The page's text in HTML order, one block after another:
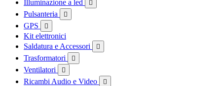
Illuminazione a led 
Pulsanteria 
GPS 
Kit elettronici
Saldatura e Accessori

Trasformatori 
Ventilatori 
Ricambi Audio e Video 